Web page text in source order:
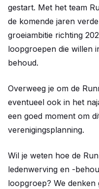
gestart. Met het team
de komende jaren
groeiambitie richting
loopgroepen die willen
behoud.
Overweeg je om de
eventueel ook in het
een goed moment om
verenigingsplanning.
Wil je weten hoe de
ledenwerving en -
loopgroep? We denken